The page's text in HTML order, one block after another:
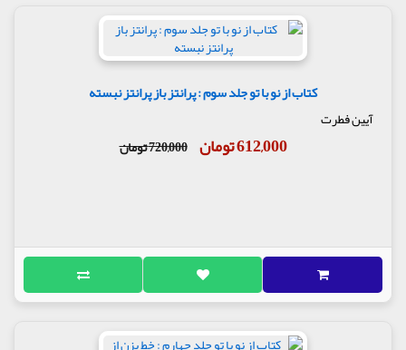
کتاب از نو با تو جلد سوم : پرانتز باز پرانتز نبسته
آیین فطرت
612,000 تومان 720,000 تومان